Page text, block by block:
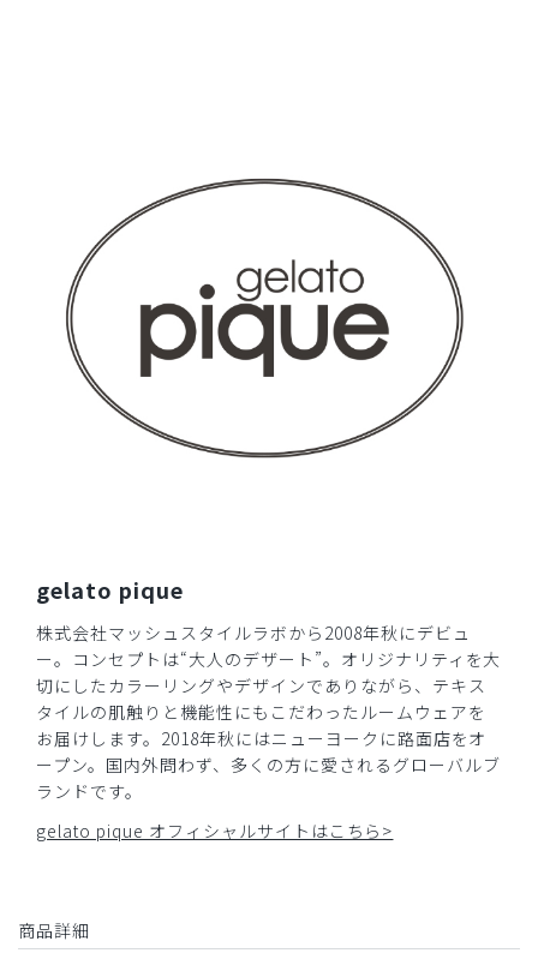
gelato pique
株式会社マッシュスタイルラボから2008年秋にデビュ
ー。コンセプトは“大人のデザート”。オリジナリティを大
切にしたカラーリングやデザインでありながら、テキス
タイルの肌触りと機能性にもこだわったルームウェアを
お届けします。2018年秋にはニューヨークに路面店をオ
ープン。国内外問わず、多くの方に愛されるグローバルブ
ランドです。
gelato pique オフィシャルサイトはこちら>
商品詳細